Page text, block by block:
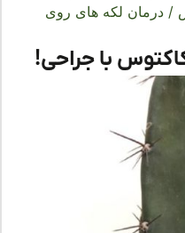
لکه های روی
با جراحی!